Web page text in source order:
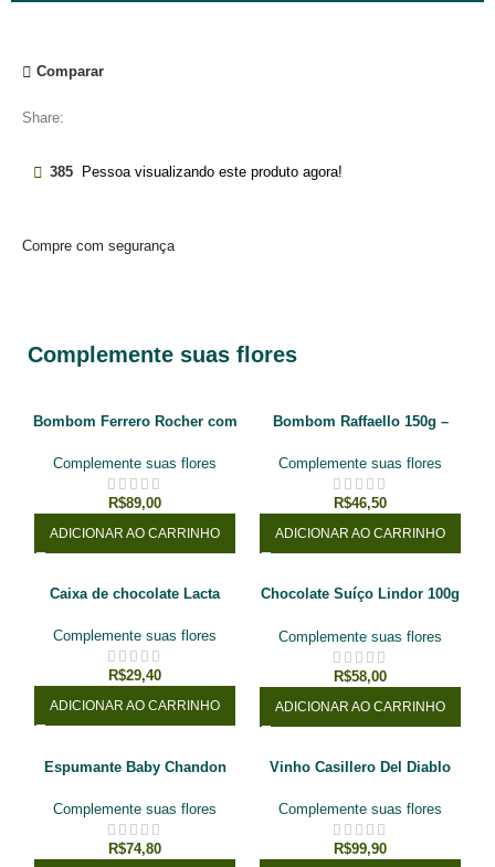
Comparar
Share:
385 Pessoa visualizando este produto agora!
Compre com segurança
Complemente suas flores
Bombom Ferrero Rocher com
Complemente suas flores
R$89,00
ADICIONAR AO CARRINHO
Bombom Raffaello 150g –
Complemente suas flores
R$46,50
ADICIONAR AO CARRINHO
Caixa de chocolate Lacta
Complemente suas flores
R$29,40
ADICIONAR AO CARRINHO
Chocolate Suíço Lindor 100g
Complemente suas flores
R$58,00
ADICIONAR AO CARRINHO
Espumante Baby Chandon
Complemente suas flores
R$74,80
Vinho Casillero Del Diablo
Complemente suas flores
R$99,90